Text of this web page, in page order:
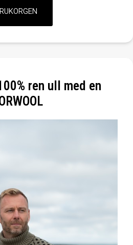
ren ull med en